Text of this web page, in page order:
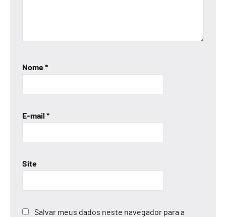
Nome*
E-mail *
Site
Salvar meus dados neste navegador para a